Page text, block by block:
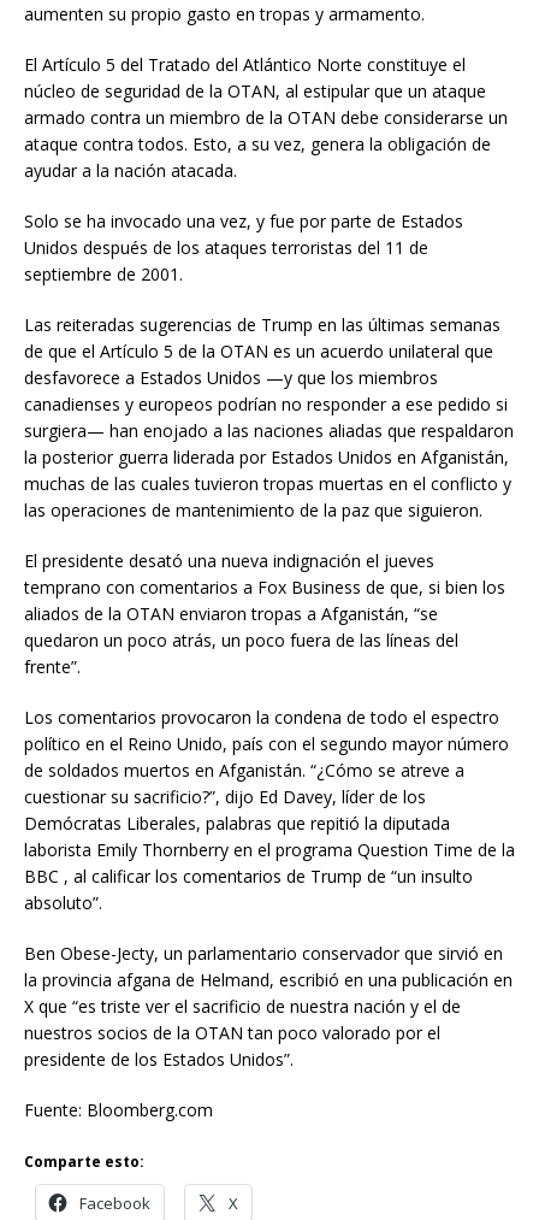
aumenten su propio gasto en tropas y armamento.
El Artículo 5 del Tratado del Atlántico Norte constituye el
núcleo de seguridad de la OTAN, al estipular que un ataque
armado contra un miembro de la OTAN debe considerarse un
ataque contra todos. Esto, a su vez, genera la obligación de
ayudar a la nación atacada.
Solo se ha invocado una vez, y fue por parte de Estados
Unidos después de los ataques terroristas del 11 de
septiembre de 2001.
Las reiteradas sugerencias de Trump en las últimas semanas
de que el Artículo 5 de la OTAN es un acuerdo unilateral que
desfavorece a Estados Unidos —y que los miembros
canadienses y europeos podrían no responder a ese pedido si
surgiera— han enojado a las naciones aliadas que respaldaron
la posterior guerra liderada por Estados Unidos en Afganistán,
muchas de las cuales tuvieron tropas muertas en el conflicto y
las operaciones de mantenimiento de la paz que siguieron.
El presidente desató una nueva indignación el jueves
temprano con comentarios a Fox Business de que, si bien los
aliados de la OTAN enviaron tropas a Afganistán, “se
quedaron un poco atrás, un poco fuera de las líneas del
frente”.
Los comentarios provocaron la condena de todo el espectro
político en el Reino Unido, país con el segundo mayor número
de soldados muertos en Afganistán. “¿Cómo se atreve a
cuestionar su sacrificio?”, dijo Ed Davey, líder de los
Demócratas Liberales, palabras que repitió la diputada
laborista Emily Thornberry en el programa Question Time de la
BBC , al calificar los comentarios de Trump de “un insulto
absoluto”.
Ben Obese-Jecty, un parlamentario conservador que sirvió en
la provincia afgana de Helmand, escribió en una publicación en
X que “es triste ver el sacrificio de nuestra nación y el de
nuestros socios de la OTAN tan poco valorado por el
presidente de los Estados Unidos”.
Fuente: Bloomberg.com
Comparte esto:
Facebook X